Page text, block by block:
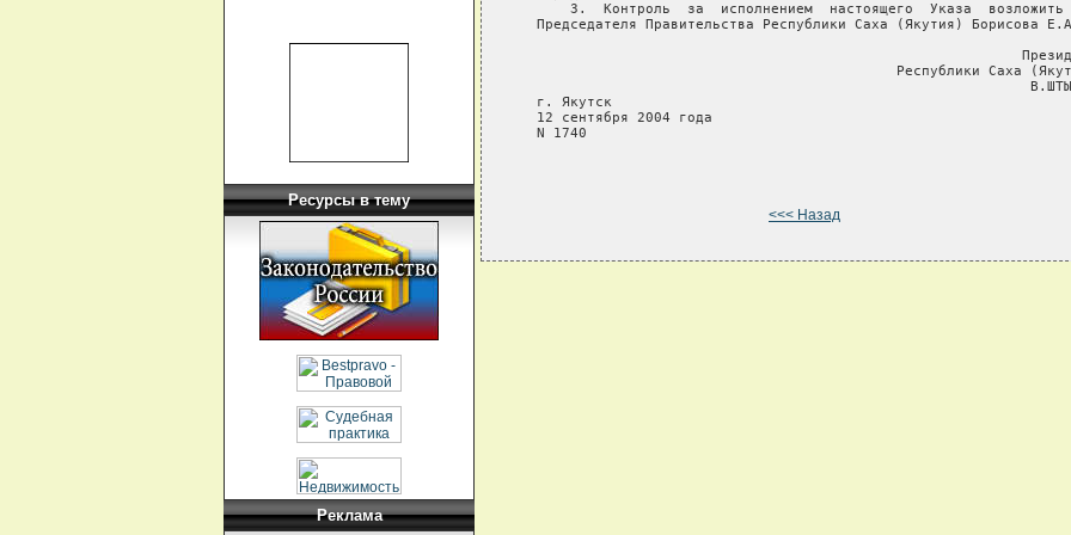
Ресурсы в тему
Реклама
3.  Контроль  за  исполнением  настоящего  Указа  возложить
Председателя Правительства Республики Саха (Якутия) Борисова
Республики Саха
   г. Якутск
   12 сентября 2004 года
   N 1740
<<< Назад